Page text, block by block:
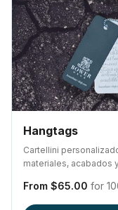
Hangtags
Cartellini
materiales, acabados
From $65.00 for